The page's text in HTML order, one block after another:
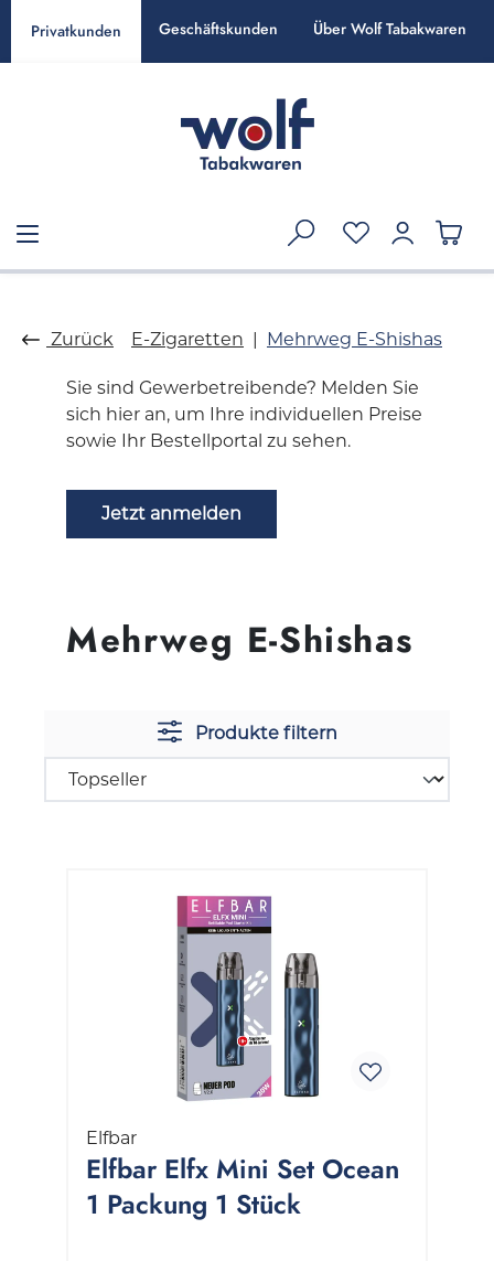
springen
Privatkunden Geschäftskunden Über Wolf Tabakwaren
Zurück E-Zigaretten Mehrweg E-Shishas
Mehrweg E-Shishas
Sie sind Gewerbetreibende? Melden Sie
sich hier an, um Ihre individuellen Preise
sowie Ihr Bestellportal zu sehen.
Jetzt anmelden
Produkte filtern
Elfbar
Elfbar Elfx Mini Set Ocean
1 Packung 1 Stück